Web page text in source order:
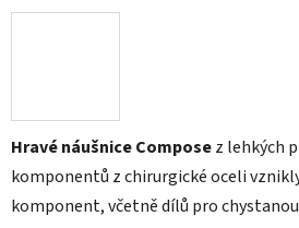
Hravé náušnice Composez lehkých
komponentů z chirurgické oceli
komponent, včetně dílů pro